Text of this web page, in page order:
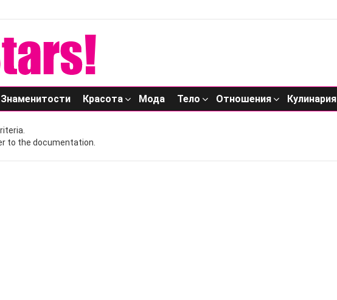
Знаменитости Красота Мода Тело Отношения Кулинария
to the documentation.